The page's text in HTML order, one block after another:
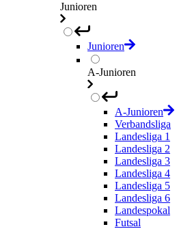
Junioren
Junioren
A-Junioren
A-Junioren
Verbandsliga
Landesliga 1
Landesliga 2
Landesliga 3
Landesliga 4
Landesliga 5
Landesliga 6
Landespokal
Futsal